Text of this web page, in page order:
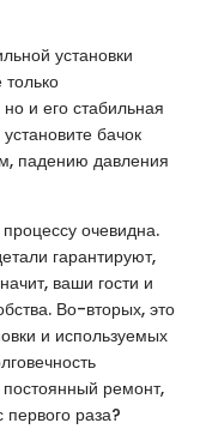
установки
только
и его стабильная
бачок
падению давления
очевидна.
гарантируют,
ваши гости и
Во-вторых, это
и используемых
постоянный ремонт,
первого раза?